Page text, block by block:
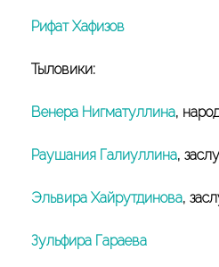
Рифат Хафизов
Тыловики:
Венера Нигматуллина,
Раушания Галиуллина,
Эльвира Хайрутдинова,
Зульфира Гараева